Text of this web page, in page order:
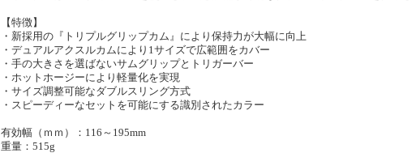
【特徴】
・新採用の『トリプルグリップカム』により保持力が大幅に向上
・デュアルアクスルカムにより1サイズで広範囲をカバー
・手の大きさを選ばないサムグリップとトリガーバー
・ホットホージーにより軽量化を実現
・サイズ調整可能なダブルスリング方式
・スピーディーなセットを可能にする識別されたカラー
有効幅（ｍｍ）：116～195mm
重量：515g